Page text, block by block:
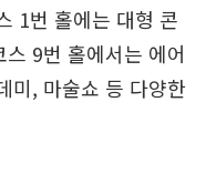
1번 홀에는 대형 콘
9번 홀에서는 에어
미, 마술쇼 등 다양한